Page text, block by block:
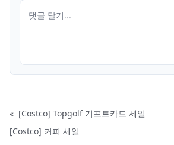
« [Costco] Topgolf 기프트카드 세일
[Costco] 커피 세일